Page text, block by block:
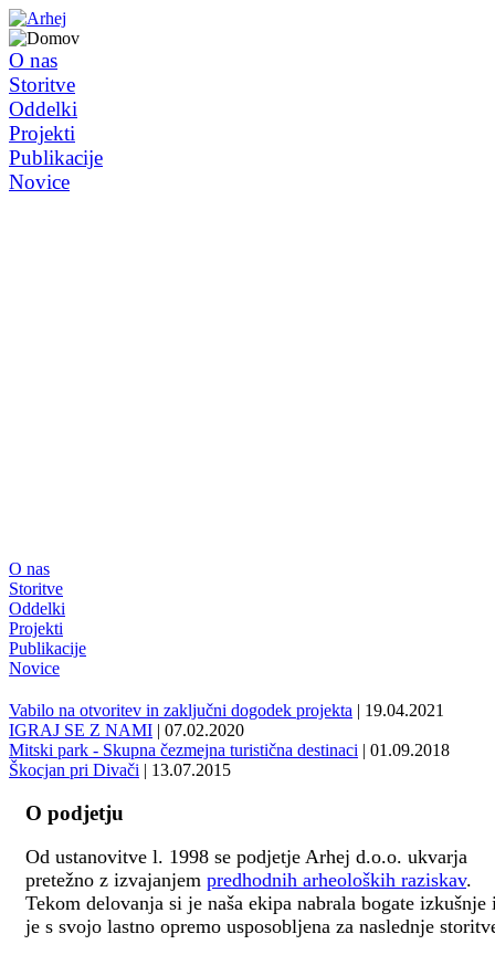
O nas
Storitve
Oddelki
Projekti
Publikacije
Novice
O nas
Storitve
Oddelki
Projekti
Publikacije
Novice
Vabilo na otvoritev in zaključni dogodek projekta | 19.04.2021
IGRAJ SE Z NAMI | 07.02.2020
Mitski park - Skupna čezmejna turistična destinaci | 01.09.2018
Škocjan pri Divači | 13.07.2015
O podjetju
Od ustanovitve l. 1998 se podjetje Arhej d.o.o. ukvarja
pretežno z izvajanjem predhodnih arheoloških raziskav.
Tekom delovanja si je naša ekipa nabrala bogate izkušnje
je s svojo lastno opremo usposobljena za naslednje